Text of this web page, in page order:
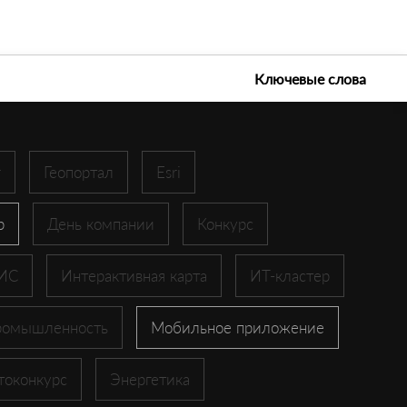
Ключевые слова
Геопортал Esri
День компании Конкурс
Интерактивная карта ИТ-кластер
Мобильное приложение
Энергетика